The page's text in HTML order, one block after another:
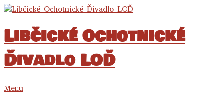
Libčické Ochotnické
Ďivadlo LOĎ
Menu